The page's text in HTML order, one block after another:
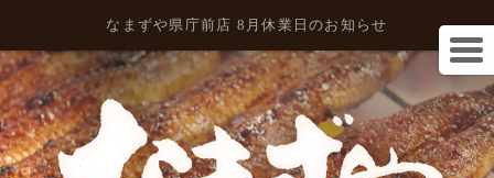
なまずや県庁前店 8月休業日のお知らせ